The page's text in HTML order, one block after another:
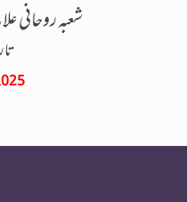
شعبه روحانی